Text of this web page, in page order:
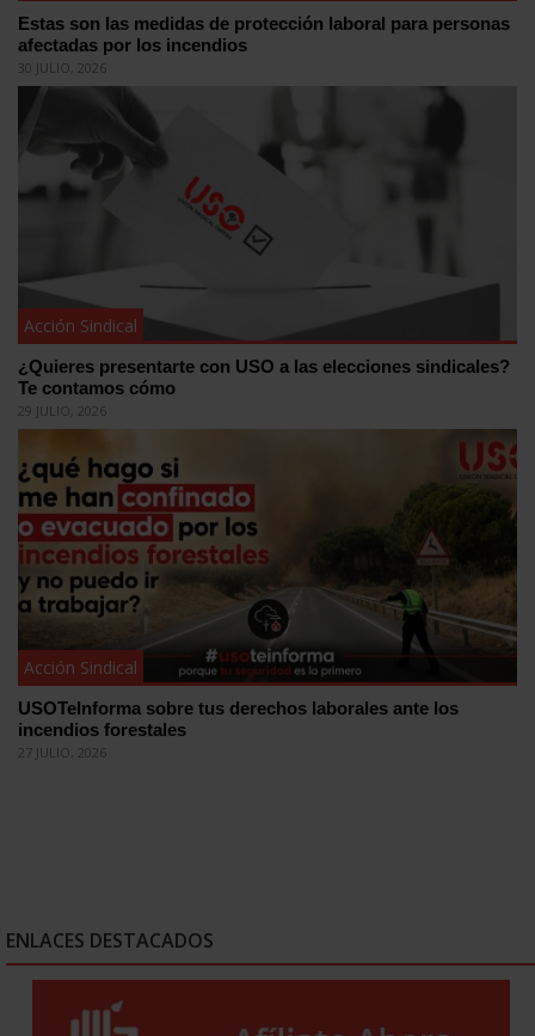
Estas son las medidas de protección laboral para personas
afectadas por los incendios
30 JULIO, 2026
Acción Sindical
¿Quieres presentarte con USO a las elecciones sindicales?
Te contamos cómo
29 JULIO, 2026
Acción Sindical
USOTeInforma sobre tus derechos laborales ante los
incendios forestales
27 JULIO, 2026
ENLACES DESTACADOS